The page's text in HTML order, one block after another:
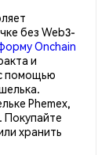
без Web3-
Onchain
и
помощью
Phemex,
хранить